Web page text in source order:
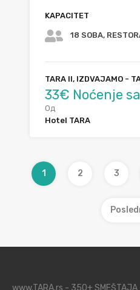
KAPACITET
18 SOBA,
TARA II, IZDVAJAMO -
33€ Noćenje
Од
Hotel TARA
1 2 3
www.TARA.rs - 350+ SMEŠTAJA